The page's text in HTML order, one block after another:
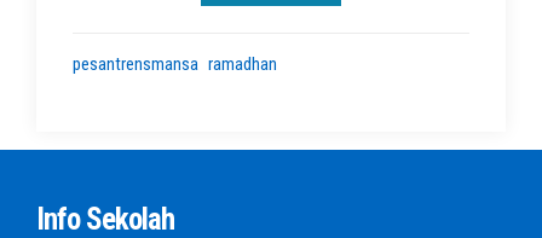
pesantrensmansa ramadhan
Info Sekolah